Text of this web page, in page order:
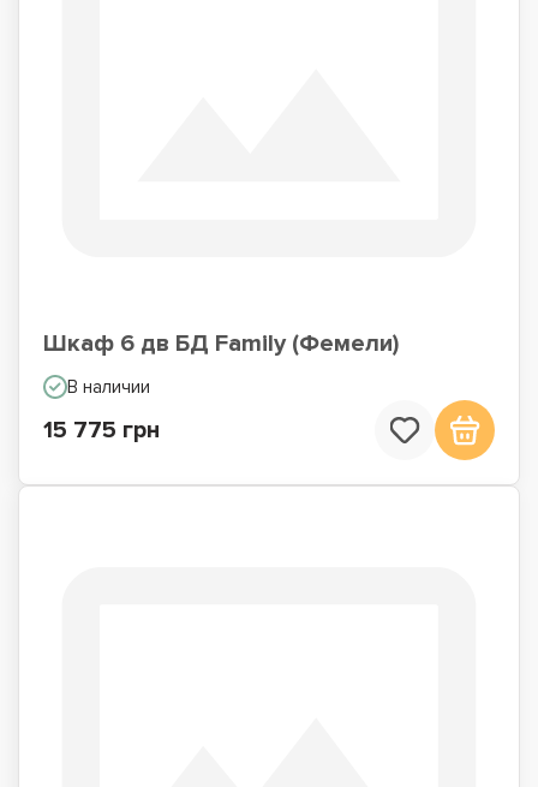
Шкаф 6 дв БД Family (Фемели)
В наличии
15 775 грн